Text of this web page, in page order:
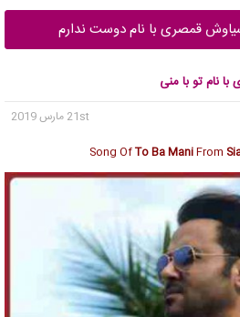
قمصری با نام دوست ندارم
نام تو با منی
21st مارس 2019
Song OfTo Ba ManiFrom